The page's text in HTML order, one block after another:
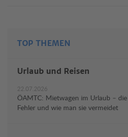
TOP THEMEN
Urlaub und Reisen
22.07.2026
ÖAMTC: Mietwagen im Urlaub –
Fehler und wie man sie vermeidet